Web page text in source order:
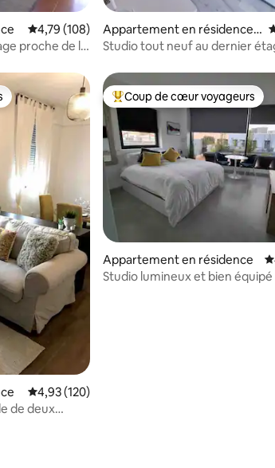
: 4,93 sur 5
Évaluation moyenne sur la base de 108
4,79 (108)
proche de la
Appartement en résidence ⋅
Gibraltar
Studio tout neuf au dernier
: 4,96 sur 5
Évaluation moyenne sur la base de 120
4,93 (120)
de deux
Coups de cœur voyageurs les
Coup de cœur voyageurs
Appartement en résidence
Studio lumineux et bien